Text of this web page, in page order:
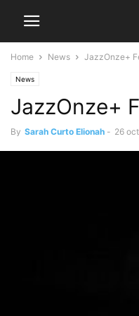
Home News JazzOnze+
News
JazzOnze+
By Sarah Curto Elionah - 26